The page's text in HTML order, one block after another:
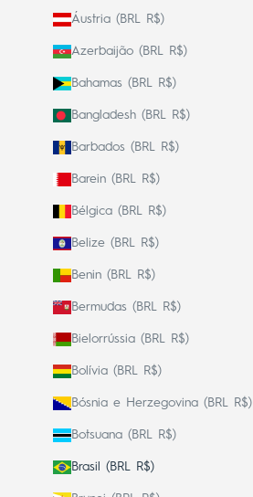
Áustria (BRL R$)
Azerbaijão (BRL R$)
Bahamas (BRL R$)
Bangladesh (BRL R$)
Barbados (BRL R$)
Barein (BRL R$)
Bélgica (BRL R$)
Belize (BRL R$)
Benin (BRL R$)
Bermudas (BRL R$)
Bielorrússia (BRL R$)
Bolívia (BRL R$)
Bósnia e Herzegovina (BRL R$)
Botsuana (BRL R$)
Brasil (BRL R$)